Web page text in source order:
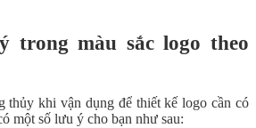
trong màu sắc logo theo
thủy khi vận dụng để thiết kế logo cần có
một số lưu ý cho bạn như sau: